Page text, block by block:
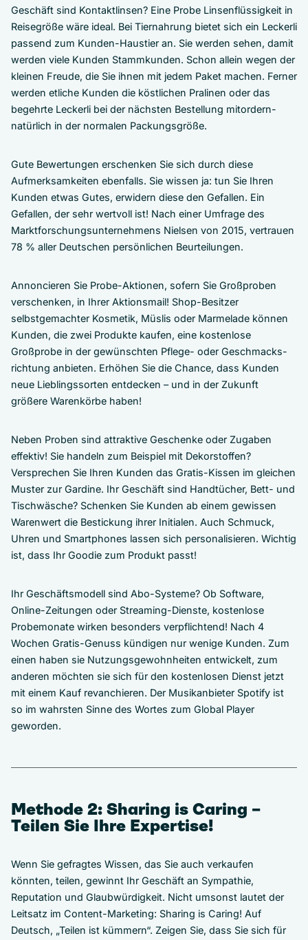
Geschäft sind Kontaktlinsen? Eine Probe Linsenflüssigkeit in
Reisegröße wäre ideal. Bei Tiernahrung bietet sich ein Leckerli
passend zum Kunden-Haustier an. Sie werden sehen, damit
werden viele Kunden Stammkunden. Schon allein wegen der
kleinen Freude, die Sie ihnen mit jedem Paket machen. Ferner
werden etliche Kunden die köstlichen Pralinen oder das
begehrte Leckerli bei der nächsten Bestellung mitordern-
natürlich in der normalen Packungsgröße.
Gute Bewertungen erschenken Sie sich durch diese
Aufmerksamkeiten ebenfalls. Sie wissen ja: tun Sie Ihren
Kunden etwas Gutes, erwidern diese den Gefallen. Ein
Gefallen, der sehr wertvoll ist! Nach einer Umfrage des
Marktforschungsunternehmens Nielsen von 2015, vertrauen
78 % aller Deutschen persönlichen Beurteilungen.
Annoncieren Sie Probe-Aktionen, sofern Sie Großproben
verschenken, in Ihrer Aktionsmail! Shop-Besitzer
selbstgemachter Kosmetik, Müslis oder Marmelade können
Kunden, die zwei Produkte kaufen, eine kostenlose
Großprobe in der gewünschten Pflege- oder Geschmacks-
richtung anbieten. Erhöhen Sie die Chance, dass Kunden
neue Lieblingssorten entdecken – und in der Zukunft
größere Warenkörbe haben!
Neben Proben sind attraktive Geschenke oder Zugaben
effektiv! Sie handeln zum Beispiel mit Dekorstoffen?
Versprechen Sie Ihren Kunden das Gratis-Kissen im gleichen
Muster zur Gardine. Ihr Geschäft sind Handtücher, Bett- und
Tischwäsche? Schenken Sie Kunden ab einem gewissen
Warenwert die Bestickung ihrer Initialen. Auch Schmuck,
Uhren und Smartphones lassen sich personalisieren. Wichtig
ist, dass Ihr Goodie zum Produkt passt!
Ihr Geschäftsmodell sind Abo-Systeme? Ob Software,
Online-Zeitungen oder Streaming-Dienste, kostenlose
Probemonate wirken besonders verpflichtend! Nach 4
Wochen Gratis-Genuss kündigen nur wenige Kunden. Zum
einen haben sie Nutzungsgewohnheiten entwickelt, zum
anderen möchten sie sich für den kostenlosen Dienst jetzt
mit einem Kauf revanchieren. Der Musikanbieter Spotify ist
so im wahrsten Sinne des Wortes zum Global Player
geworden.
Methode 2: Sharing is Caring –
Teilen Sie Ihre Expertise!
Wenn Sie gefragtes Wissen, das Sie auch verkaufen
könnten, teilen, gewinnt Ihr Geschäft an Sympathie,
Reputation und Glaubwürdigkeit. Nicht umsonst lautet der
Leitsatz im Content-Marketing: Sharing is Caring! Auf
Deutsch, „Teilen ist kümmern“. Zeigen Sie, dass Sie sich für